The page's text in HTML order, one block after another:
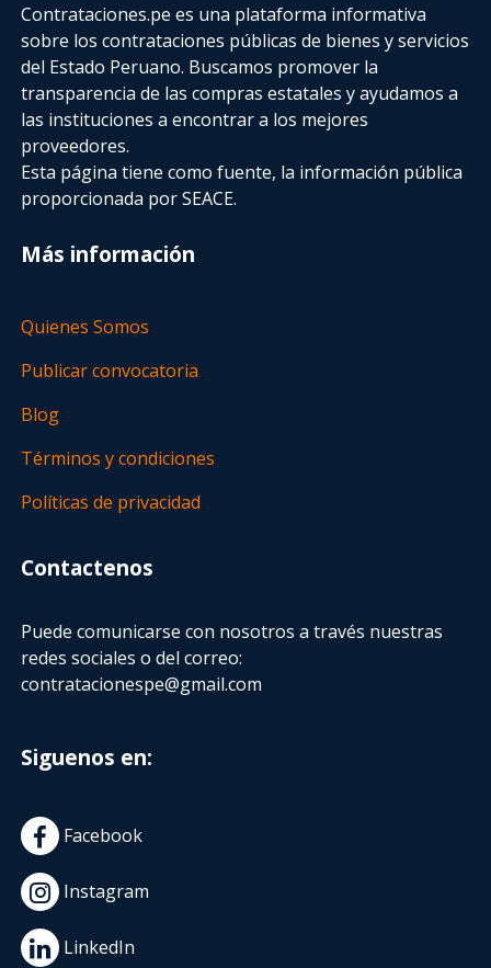
Contrataciones.pe es una plataforma informativa
sobre los contrataciones públicas de bienes y servicios
del Estado Peruano. Buscamos promover la
transparencia de las compras estatalesy ayudamos a
las instituciones a encontrar a los mejores
proveedores.
Esta página tiene como fuente, la información pública
proporcionada por SEACE.
Más información
Quienes Somos
Publicar convocatoria
Blog
Términos y condiciones
Políticas de privacidad
Contactenos
Puede comunicarse con nosotros a través nuestras
redes sociales o del correo:
contratacionespe@gmail.com
Siguenos en:
Facebook
Instagram
LinkedIn